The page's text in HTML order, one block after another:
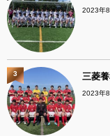
2023年
三菱
2023年
3